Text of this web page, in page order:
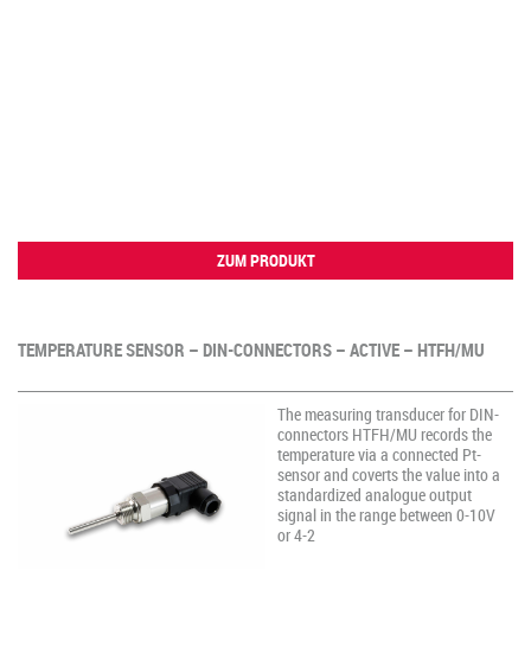
ZUM PRODUKT
TEMPERATURE SENSOR – DIN-CONNECTORS – ACTIVE – HTFH/MU
The measuring transducer for DIN-
connectors HTFH/MU records the
temperature via a connected Pt-
sensor and coverts the value into a
standardized analogue output
signal in the range between 0-10V
or 4-2